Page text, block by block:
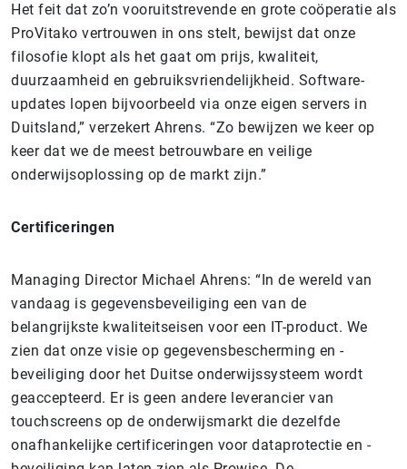
Het feit dat zo’n vooruitstrevende en grote coöperatie als
ProVitako vertrouwen in ons stelt, bewijst dat onze
filosofie klopt als het gaat om prijs, kwaliteit,
duurzaamheid en gebruiksvriendelijkheid. Software-
updates lopen bijvoorbeeld via onze eigen servers in
Duitsland,” verzekert Ahrens. “Zo bewijzen we keer op
keer dat we de meest betrouwbare en veilige
onderwijsoplossing op de markt zijn.”
Certificeringen
Managing Director Michael Ahrens: “In de wereld van
vandaag is gegevensbeveiliging een van de
belangrijkste kwaliteitseisen voor een IT-product. We
zien dat onze visie op gegevensbescherming en -
beveiliging door het Duitse onderwijssysteem wordt
geaccepteerd. Er is geen andere leverancier van
touchscreens op de onderwijsmarkt die dezelfde
onafhankelijke certificeringen voor dataprotectie en -